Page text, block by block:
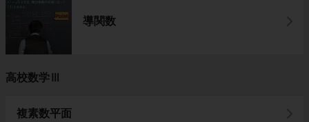
導関数
高校数学Ⅲ
複素数平面